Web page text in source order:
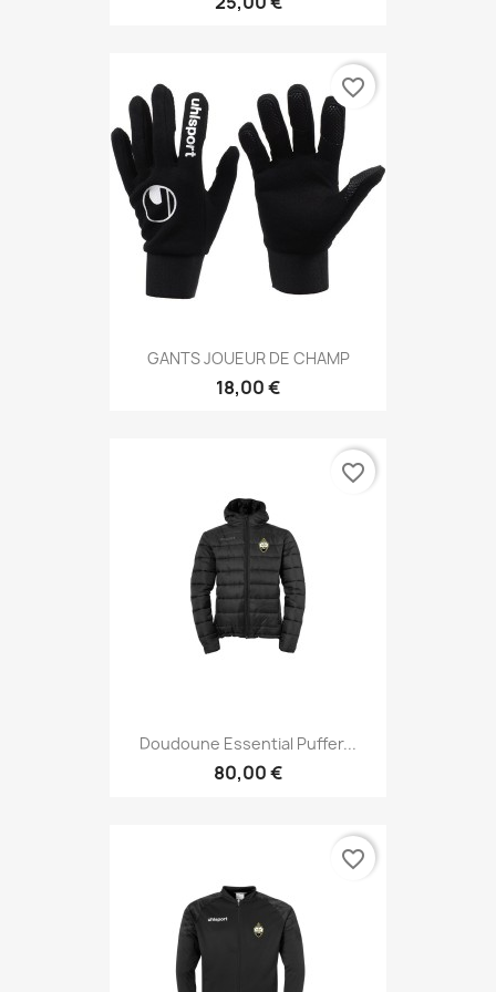
GANTS JOUEUR DE CHAMP
18,00 €
favorite_border
Doudoune Essential Puffer...
80,00 €
favorite_border
favorite_border